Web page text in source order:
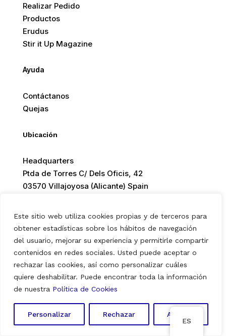
Este sitio web utiliza cookies propias y de terceros para
obtener estadísticas sobre los hábitos de navegación
del usuario, mejorar su experiencia y permitirle compartir
contenidos en redes sociales. Usted puede aceptar o
rechazar las cookies, así como personalizar cuáles
quiere deshabilitar. Puede encontrar toda la información
de nuestra Política de Cookies
Personalizar Rechazar Aceptar
Realizar Pedido
Productos
Erudus
Stir it Up Magazine
Ayuda
Contáctanos
Quejas
Ubicación
Headquarters
Ptda de Torres C/ Dels Oficis, 42
03570 Villajoyosa (Alicante) Spain
© 2026 Europ Foods. All rights reserved.
Aviso Legal|Política de Privacidad
ES